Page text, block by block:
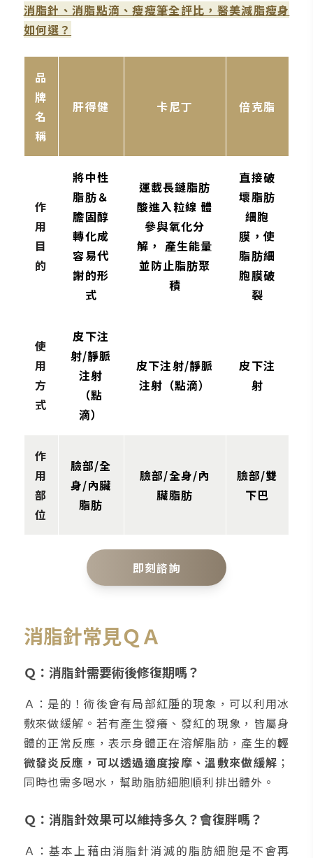
消脂針、消脂點滴、瘦瘦筆全評比，醫美減脂瘦身
如何選？
品
牌
名
稱
肝得健 卡尼丁 倍克脂
作
用
目
的
將中性
脂肪＆
膽固醇
轉化成
容易代
謝的形
式
運載長鏈脂肪
酸進入粒線 體
參與氧化分
解， 產生能量
並防止脂肪聚
積
直接破
壞脂肪
細胞
膜，使
脂肪細
胞膜破
裂
使
用
方
式
皮下注
射/靜脈
注射
（點
滴）
皮下注射/靜脈
注射（點滴）
皮下注
射
作
用
部
位
臉部/全
身/內臟
脂肪
臉部/全身/內
臟脂肪
臉部/雙
下巴
即刻諮詢
消脂針常見ＱＡ
Ｑ：消脂針需要術後修復期嗎？
Ａ：是的！術後會有局部紅腫的現象，可以利用冰
敷來做緩解。若有產生發癢、發紅的現象，皆屬身
體的正常反應，表示身體正在溶解脂肪，產生的輕
微發炎反應，可以透過適度按摩、溫敷來做緩解 ；
同時也需多喝水，幫助脂肪細胞順利排出體外。
Ｑ：消脂針效果可以維持多久？會復胖嗎？
Ａ：基本上藉由消脂針消滅的脂肪細胞是不會再